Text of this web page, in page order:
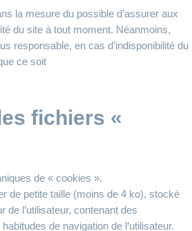
la mesure du possible d’assurer aux
du site à tout moment. Néanmoins,
responsable, en cas d’indisponibilité du
ce soit
fichiers «
de « cookies ».
de petite taille (moins de 4 ko), stocké
de l’utilisateur, contenant des
de navigation de l’utilisateur.